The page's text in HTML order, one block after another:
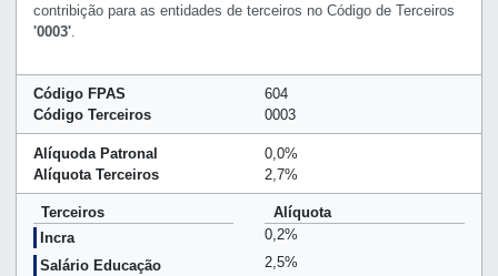
contribição para as entidades de terceiros no Código de Terceiros
'0003'.
Código FPAS
604
Código Terceiros
0003
Alíquoda Patronal
0,0%
Alíquota Terceiros
2,7%
Terceiros
Alíquota
Incra
0,2%
Salário Educação
2,5%